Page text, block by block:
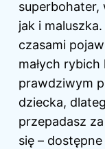
superbohater,
jak i
czasami
małych rybich
prawdziwym
dziecka,
przepadasz
się –